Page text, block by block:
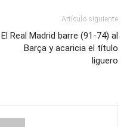
Artículo siguiente
El Real Madrid barre (91-74) al
Barça y acaricia el título
liguero